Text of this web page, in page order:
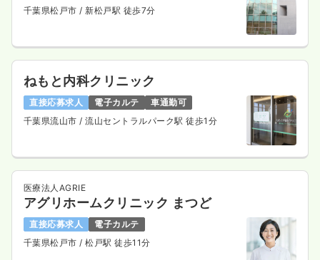
千葉県松戸市/ 新松戸駅 徒歩7分
ねもと内科クリニック
直接応募求人 電子カルテ
車通勤可
千葉県流山市/ 流山セントラルパーク駅 徒歩1分
医療法人AGRIE
アグリホームクリニック まつど
直接応募求人
電子カルテ
千葉県松戸市/ 松戸駅 徒歩11分